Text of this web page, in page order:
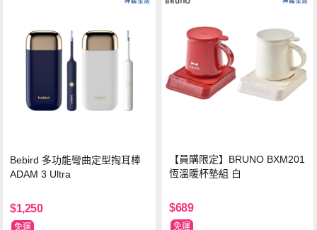
Bebird 多功能彎曲定型掏耳棒
ADAM 3 Ultra
$1,250
免運
【員購限定】BRUNO BXM201
恆溫暖杯墊組 白
$689
免運